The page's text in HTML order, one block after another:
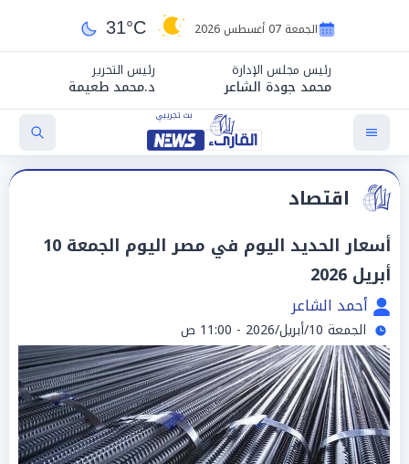
الجمعة 07 أغسطس 2026 31°C
رئيس مجلس الإدارة
محمد جودة الشاعر
رئيس التحرير
د.محمد طعيمة
اقتصاد
أسعار الحديد اليوم في مصر اليوم الجمعة 10
أبريل 2026
أحمد الشاعر
الجمعة 10/أبريل/2026 - 11:00 ص